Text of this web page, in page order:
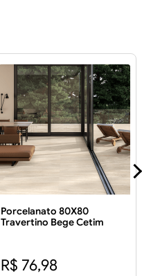
Porcelanato 80X80
Travertino Bege Cetim
R$ 76,98